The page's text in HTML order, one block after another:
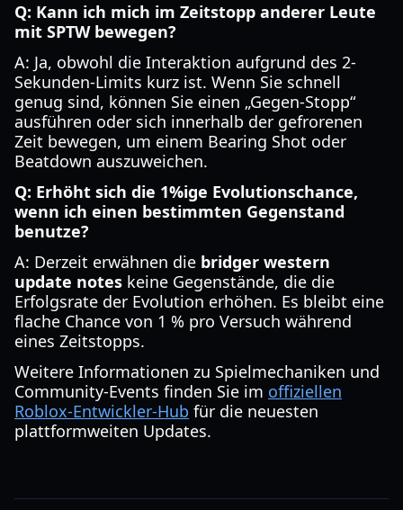
Q: Kann ich mich im Zeitstopp anderer Leute
mit SPTW bewegen?
A: Ja, obwohl die Interaktion aufgrund des 2-
Sekunden-Limits kurz ist. Wenn Sie schnell
genug sind, können Sie einen „Gegen-Stopp“
ausführen oder sich innerhalb der gefrorenen
Zeit bewegen, um einem Bearing Shot oder
Beatdown auszuweichen.
Q: Erhöht sich die 1%ige Evolutionschance,
wenn ich einen bestimmten Gegenstand
benutze?
A: Derzeit erwähnen die bridger western
update notes keine Gegenstände, die die
Erfolgsrate der Evolution erhöhen. Es bleibt eine
flache Chance von 1 % pro Versuch während
eines Zeitstopps.
Weitere Informationen zu Spielmechaniken und
Community-Events finden Sie im offiziellen
Roblox-Entwickler-Hub für die neuesten
plattformweiten Updates.